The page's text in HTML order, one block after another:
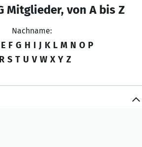
Mitglieder, von A bis Z
Nachname:
E F G H I J K L M N O P
R S T U V W X Y Z